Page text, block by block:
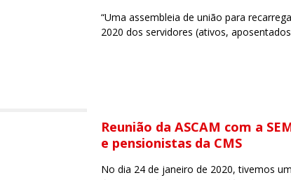
“Uma assembleia de união para
2020 dos servidores (ativos,
Reunião da ASCAM com a
e pensionistas da CMS
No dia 24 de janeiro de 2020, tivemos